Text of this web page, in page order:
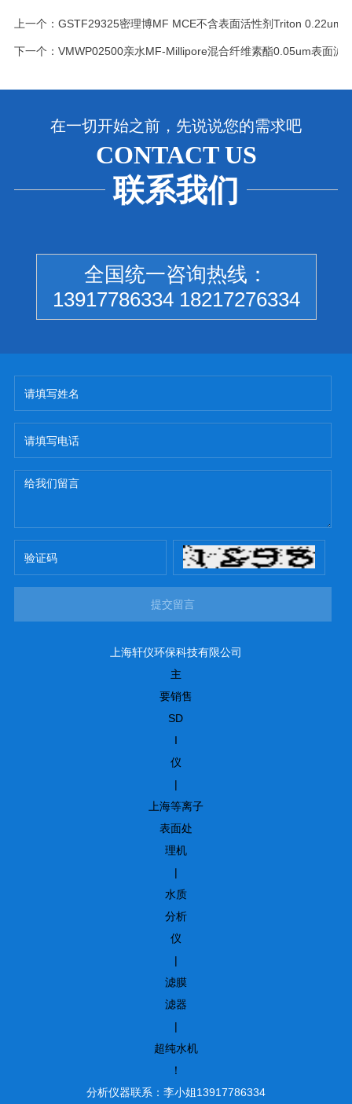
上一个： GSTF29325密理博MF MCE不含表面活性剂Triton
下一个： VMWP02500亲水MF-Millipore混合纤维素酯0.05um表面滤
在一切开始之前，先说说您的需求吧
CONTACT US
联系我们
全国统一咨询热线：
13917786334 18217276334
提交留言
上海轩仪环保科技有限公司
主
要销售
SD
I
仪
|
上海等离子
表面处
理机
|
水质
分析
仪
|
滤膜
滤器
|
超纯水机
！
分析仪器联系：李小姐13917786334